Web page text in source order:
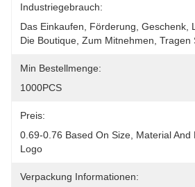
Industriegebrauch:
Das Einkaufen, Förderung, Geschenk,
Die Boutique, Zum Mitnehmen, Tragen
Min Bestellmenge:
1000PCS
Preis:
0.69-0.76 Based On Size, Material And
Logo
Verpackung Informationen: